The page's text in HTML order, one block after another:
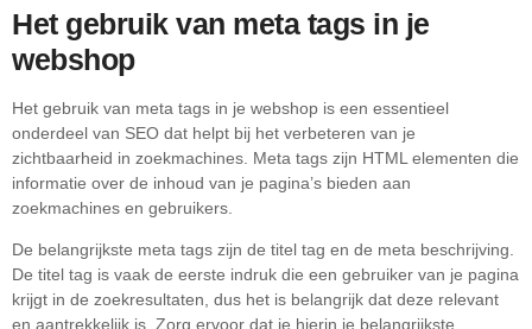
Het gebruik van meta tags in je
webshop
Het gebruik van meta tags in je webshop is een essentieel
onderdeel van SEO dat helpt bij het verbeteren van je
zichtbaarheid in zoekmachines. Meta tags zijn HTML elementen die
informatie over de inhoud van je pagina’s bieden aan
zoekmachines en gebruikers.
De belangrijkste meta tags zijn de titel tag en de meta beschrijving.
De titel tag is vaak de eerste indruk die een gebruiker van je pagina
krijgt in de zoekresultaten, dus het is belangrijk dat deze relevant
en aantrekkelijk is. Zorg ervoor dat je hierin je belangrijkste